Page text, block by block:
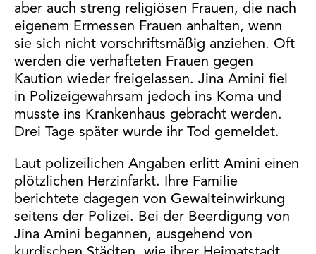
aber auch streng religiösen Frauen, die nach
eigenem Ermessen Frauen anhalten, wenn
sie sich nicht vorschriftsmäßig anziehen. Oft
werden die verhafteten Frauen gegen
Kaution wieder freigelassen. Jina Amini fiel
in Polizeigewahrsam jedoch ins Koma und
musste ins Krankenhaus gebracht werden.
Drei Tage später wurde ihr Tod gemeldet.
Laut polizeilichen Angaben erlitt Amini einen
plötzlichen Herzinfarkt. Ihre Familie
berichtete dagegen von Gewalteinwirkung
seitens der Polizei. Bei der Beerdigung von
Jina Amini begannen, ausgehend von